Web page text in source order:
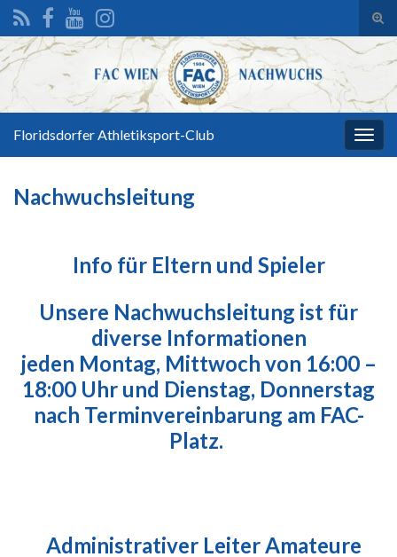
Search for:
Floridsdorfer Athletiksport-Club
Nachwuchsleitung
Info für Eltern und Spieler
Unsere Nachwuchsleitung ist für
diverse Informationen
jeden Montag, Mittwoch von 16:00 –
18:00 Uhr und Dienstag, Donnerstag
nach Terminvereinbarung am FAC-
Platz.
Administrativer Leiter Amateure